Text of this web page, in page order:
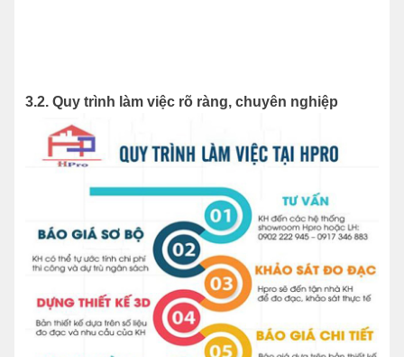
3.2. Quy trình làm việc rõ ràng, chuyên nghiệp